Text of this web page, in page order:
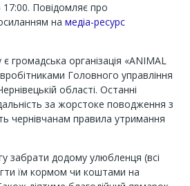
Повідомляє про
на медіа-ресурс
громадська організація «ANIMAL
Головного управління
області. Останні
за жорстоке поводження з
чернівчанам правила утримання
забрати додому улюбленця (всі
їм кормом чи коштами на